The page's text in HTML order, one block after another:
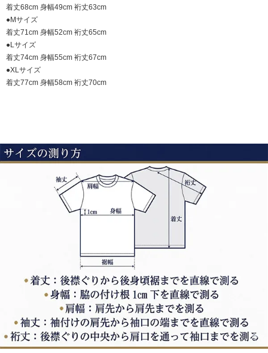
着丈68cm 身幅49cm 裄丈63cm
●Mサイズ
着丈71cm 身幅52cm 裄丈65cm
●Lサイズ
着丈74cm 身幅55cm 裄丈67cm
●XLサイズ
着丈77cm 身幅58cm 裄丈70cm